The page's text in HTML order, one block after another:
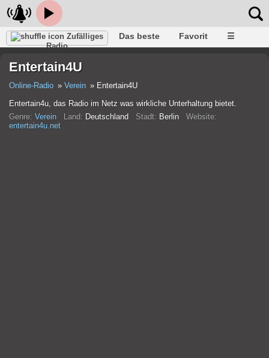
Zufälliges
Radio
Das beste Favorit ☰
Entertain4U
Online-Radio Verein
Entertain4U
Entertain4u, das Radio im Netz was wirkliche Unterhaltung bietet.
Genre: Verein Land: Deutschland Stadt: Berlin Website:
entertain4u.net